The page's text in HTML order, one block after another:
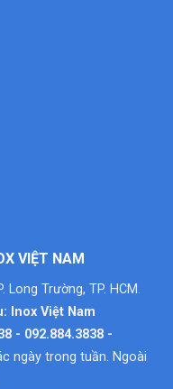
VIỆT NAM
Trường, TP. HCM.
Inox Việt Nam
- 092.884.3838 -
ngày trong tuần. Ngoài